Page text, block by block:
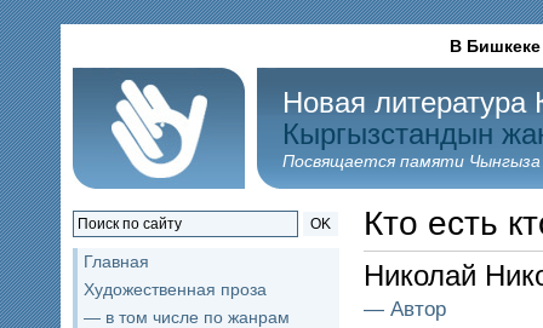
В Бишкеке
Новая литература
Кыргызстандын
Посвящается памяти
OK
Главная
Художественная проза
— в том числе по жанрам
Кто есть
Николай
— Автор